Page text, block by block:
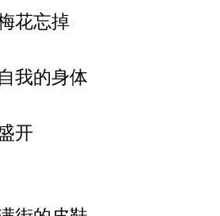
花忘掉
我的身体
开